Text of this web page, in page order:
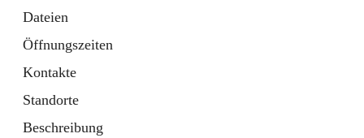
Dateien
Öffnungszeiten
Kontakte
Standorte
Beschreibung